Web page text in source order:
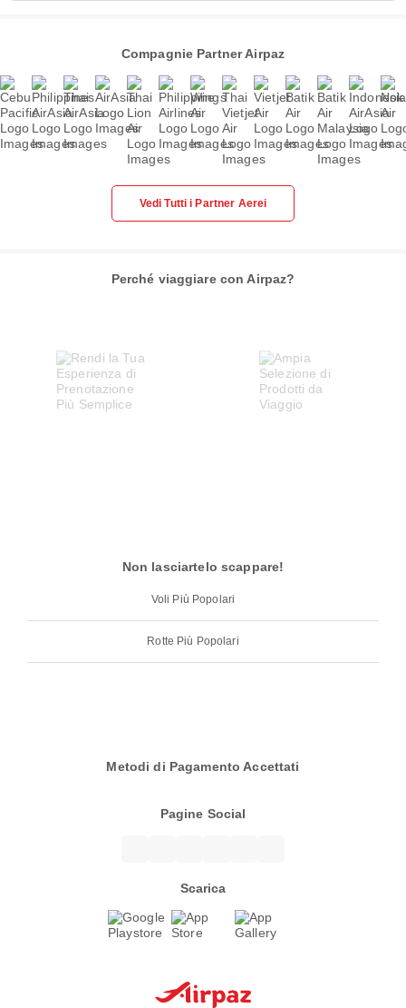
Compagnie Partner Airpaz
Vedi Tutti i Partner Aerei
Perché viaggiare con Airpaz?
Non lasciartelo scappare!
Voli Più Popolari
Rotte Più Popolari
Metodi di Pagamento Accettati
Pagine Social
Scarica